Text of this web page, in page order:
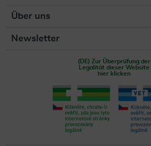
Über uns
Newsletter
(DE) Zur Überprüfung der
Legalität dieser Website
hier klicken